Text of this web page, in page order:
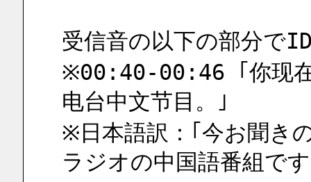
受信音の以下の部分で
※00:40-00:46 ｢你现在
电台中文节目。｣
※日本語訳：｢今お聞き
ラジオの中国語番組で